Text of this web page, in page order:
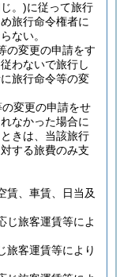
。)に従って旅行
旅行命令権者に
ない。
の変更の申請をす
わないで旅行し
旅行命令等の変
変更の申請をせ
なかった場合に
きは、当該旅行
する旅費のみ支
賃、車賃、日当及
じ旅客運賃等によ
旅客運賃等により